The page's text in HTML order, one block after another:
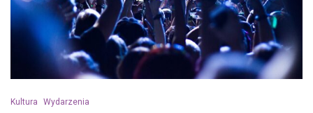
Kultura Wydarzenia